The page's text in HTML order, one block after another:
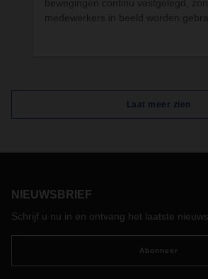
bewegingen continu vastgelegd,
medewerkers in beeld worden
Laat meer zien
NIEUWSBRIEF
Schrijf u nu in en ontvang het laatste
Abonneer